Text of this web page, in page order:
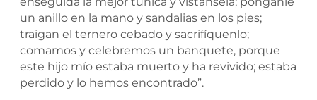
un anillo en la mano y sandalias en los pies;
traigan el ternero cebado y sacrifíquenlo;
comamos y celebremos un banquete, porque
este hijo mío estaba muerto y ha revivido; estaba
perdido y lo hemos encontrado”.